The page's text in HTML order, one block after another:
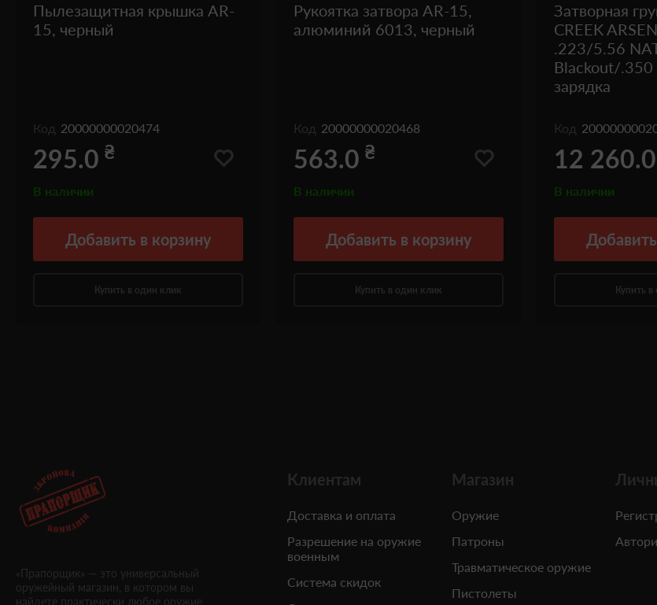
Пылезащитная крышка AR-
15, черный
Код 20000000020474
295.0 ₴
В наличии
Добавить в корзину
Купить в один клик
Рукоятка затвора AR-15,
алюминий 6013, черный
Код 20000000020468
563.0 ₴
В наличии
Добавить в корзину
Купить в один клик
Затворная
CREEK
.223/5.56
Blackout/.350
зарядка
Код
12 260.0
В наличии
Добавить
Купить
«Прапорщик» — это универсальный
оружейный магазин, в котором вы
найдете практически любое оружие
Клиентам
Доставка и оплата
Разрешение на оружие
военным
Система скидок
Магазин
Оружие
Патроны
Травматическое оружие
Пистолеты